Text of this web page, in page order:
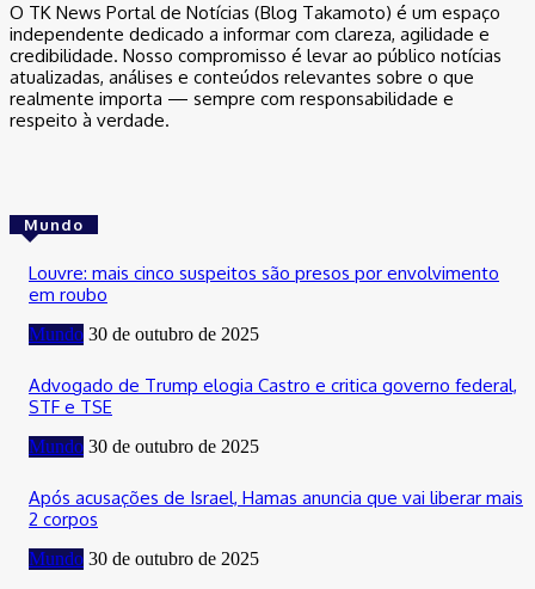
O TK News Portal de Notícias (Blog Takamoto) é um espaço
independente dedicado a informar com clareza, agilidade e
credibilidade. Nosso compromisso é levar ao público notícias
atualizadas, análises e conteúdos relevantes sobre o que
realmente importa — sempre com responsabilidade e
respeito à verdade.
Mundo
Louvre: mais cinco suspeitos são presos por envolvimento
em roubo
Mundo 30 de outubro de 2025
Advogado de Trump elogia Castro e critica governo federal,
STF e TSE
Mundo 30 de outubro de 2025
Após acusações de Israel, Hamas anuncia que vai liberar mais
2 corpos
Mundo 30 de outubro de 2025